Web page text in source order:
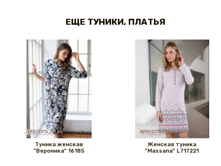
ЕЩЕ ТУНИКИ, ПЛАТЬЯ
Туника женская
"Вероника" 16185
Женская туника
"Massana" L717221